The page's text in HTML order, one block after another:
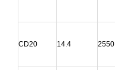
CD20 14.4 2550